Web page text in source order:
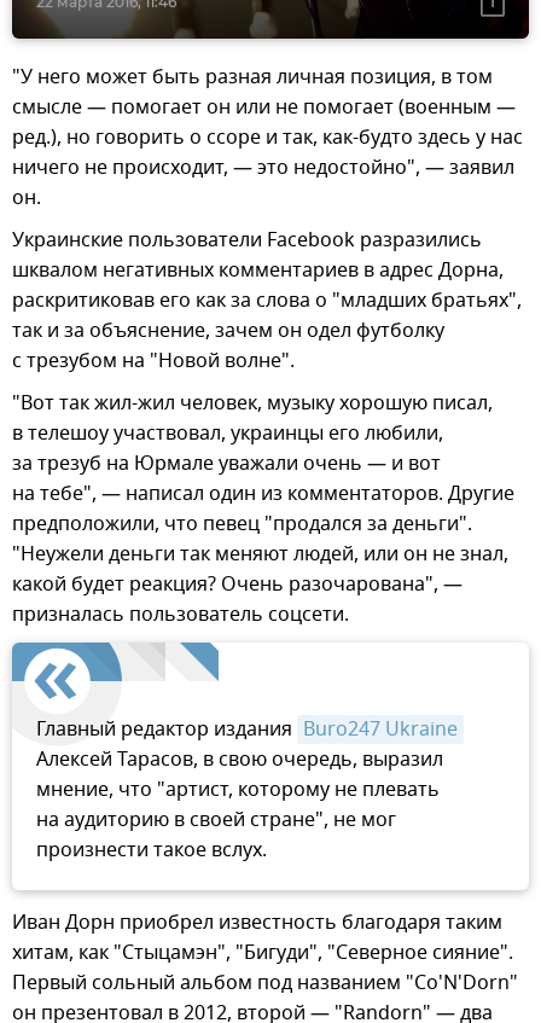
"У него может быть разная личная позиция, в том
смысле — помогает он или не помогает (военным —
ред.), но говорить о ссоре и так, как-будто здесь у нас
ничего не происходит, — это недостойно", — заявил
он.
Украинские пользователи Facebook разразились
шквалом негативных комментариев в адрес Дорна,
раскритиковав его как за слова о "младших братьях",
так и за объяснение, зачем он одел футболку
с трезубом на "Новой волне".
"Вот так жил-жил человек, музыку хорошую писал,
в телешоу участвовал, украинцы его любили,
за трезуб на Юрмале уважали очень — и вот
на тебе", — написал один из комментаторов. Другие
предположили, что певец "продался за деньги".
"Неужели деньги так меняют людей, или он не знал,
какой будет реакция? Очень разочарована", —
призналась пользователь соцсети.
Главный редактор издания Buro247 Ukraine
Алексей Тарасов, в свою очередь, выразил
мнение, что "артист, которому не плевать
на аудиторию в своей стране", не мог
произнести такое вслух.
Иван Дорн приобрел известность благодаря таким
хитам, как "Стыцамэн", "Бигуди", "Северное сияние".
Первый сольный альбом под названием "Co'N'Dorn"
он презентовал в 2012, второй — "Randorn" — два